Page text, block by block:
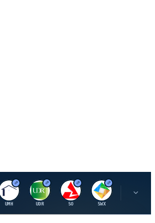
U
UMH
U
UDR
S
SO
S
SWX
S